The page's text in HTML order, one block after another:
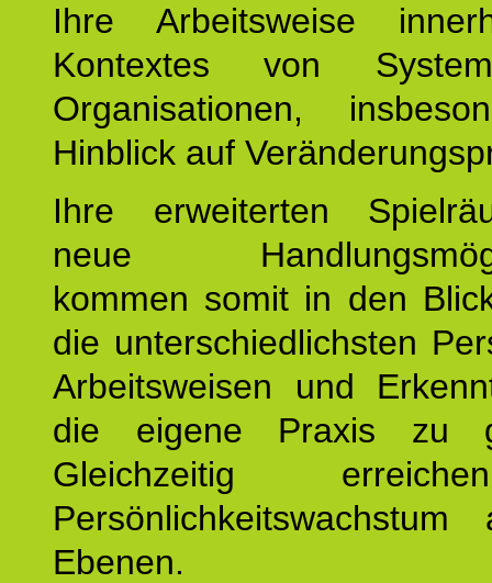
Ihre Arbeitsweise
Kontextes von
Organisationen,
Hinblick auf
Ihre erweiterten
neue
kommen somit in den
die unterschiedlichsten
Arbeitsweisen und
die eigene Praxis zu
Gleichzeitig
Ebenen.